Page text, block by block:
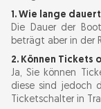
1. Wie lange
Die Dauer der
beträgt aber in der
2. Können Tickets
Ja, Sie können
diese sind jedoch
Ticketschalter in